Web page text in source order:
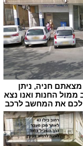
חניה, ניתן
החנות ואנו נצא
לכם את המחשב לרכב